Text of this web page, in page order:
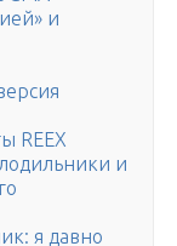
и
REEX
и
я давно